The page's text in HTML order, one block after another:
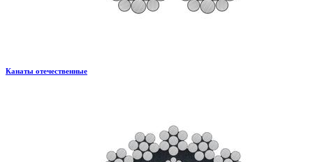
Канаты отечественные